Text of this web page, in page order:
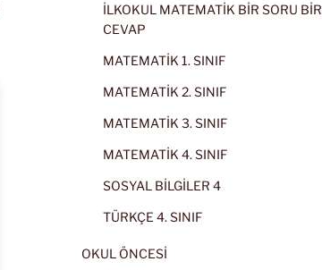
İLKOKUL MATEMATİK BİR SORU BİR
CEVAP
MATEMATİK 1. SINIF
MATEMATİK 2. SINIF
MATEMATİK 3. SINIF
MATEMATİK 4. SINIF
SOSYAL BİLGİLER 4
TÜRKÇE 4. SINIF
OKUL ÖNCESİ